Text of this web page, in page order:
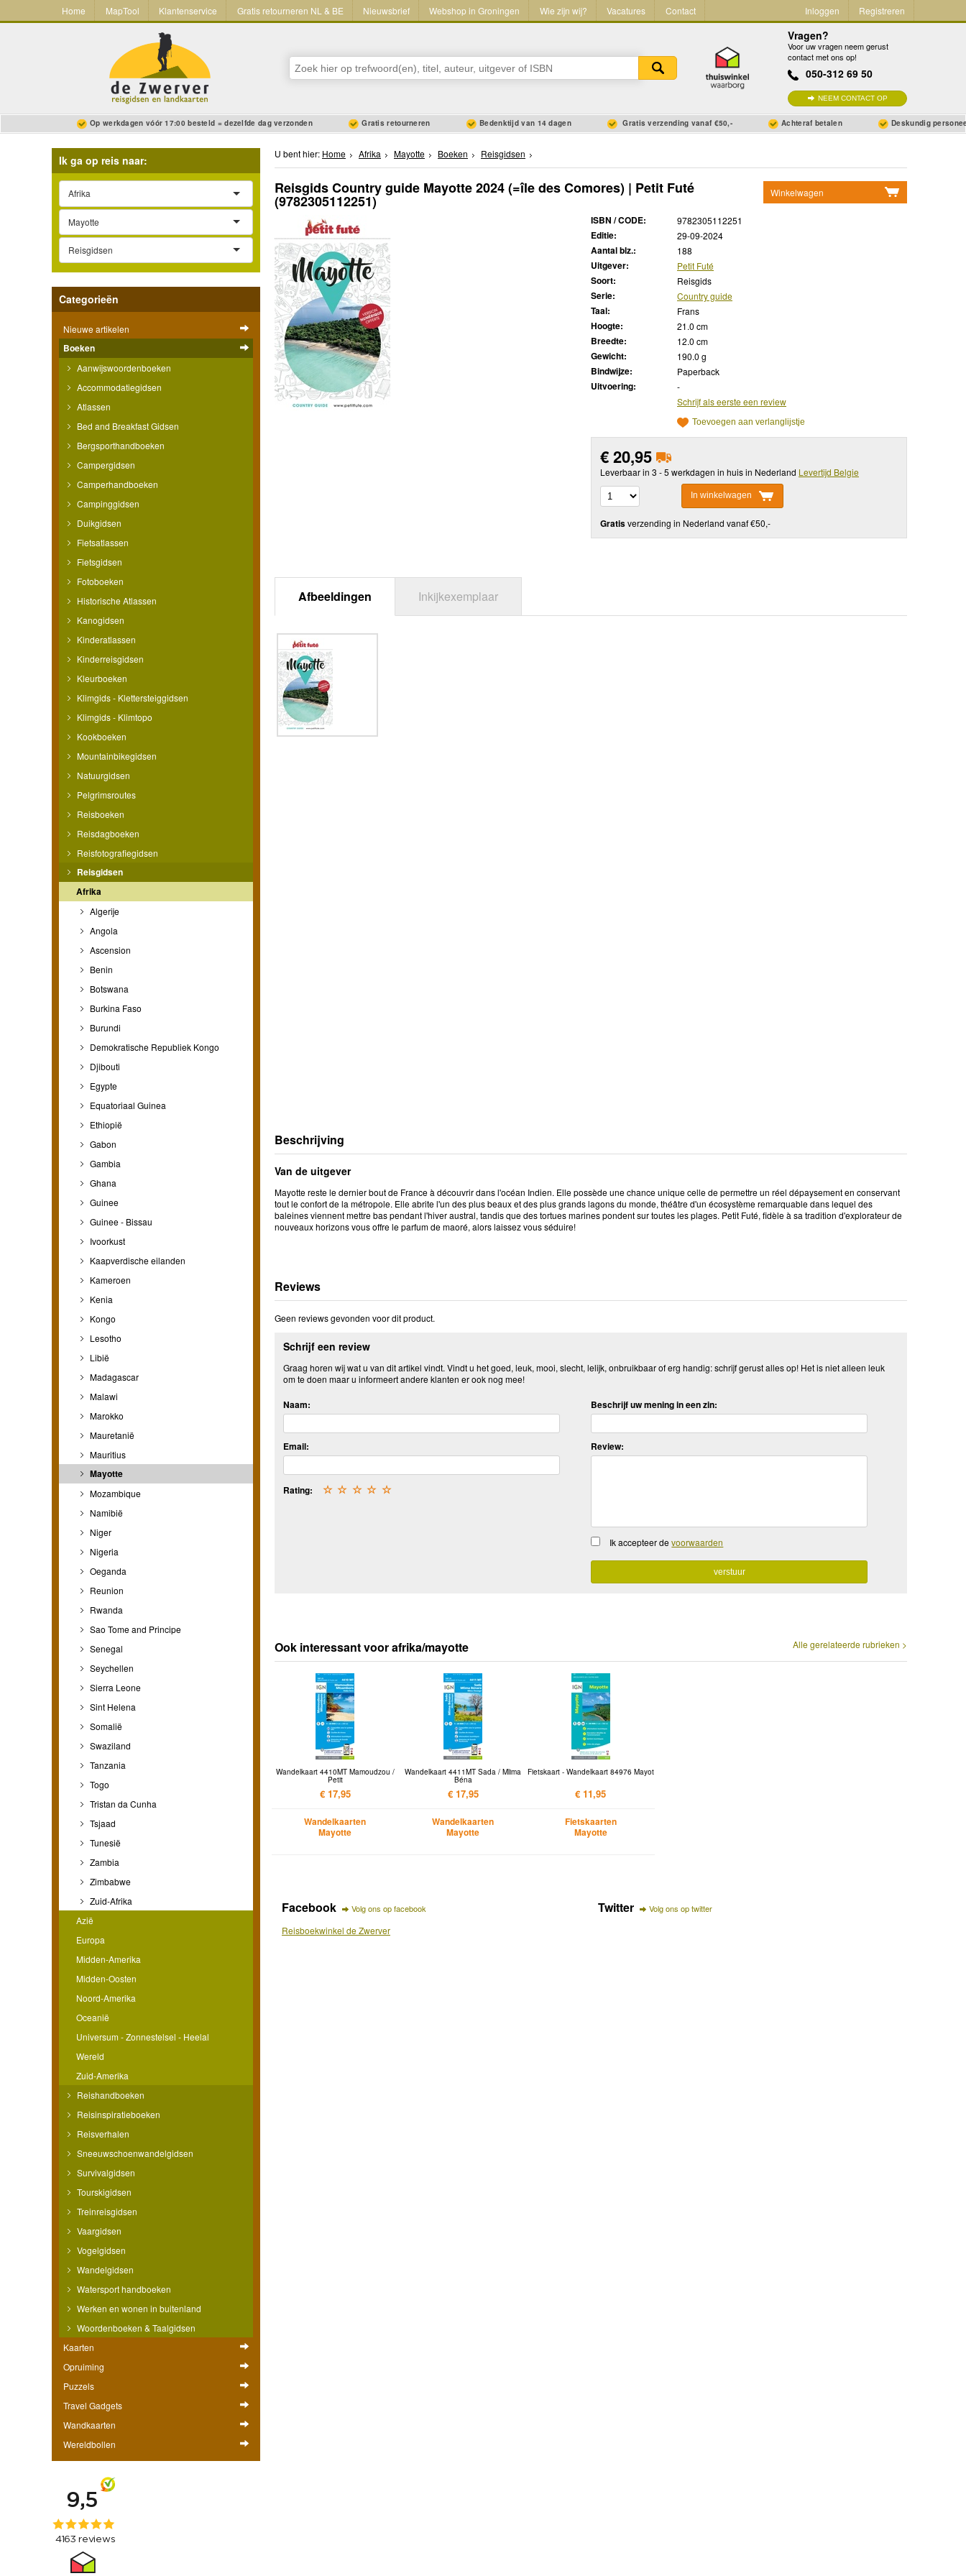
Home MapTool Klantenservice Gratis retourneren NL & BE Nieuwsbrief Webshop in Groningen Wie zijn wij? Vacatures Contact Inloggen Registreren
Vragen?
Voor uw vragen neem gerust
contact met ons op!
050-312 69 50
NEEM CONTACT OP
Op werkdagen vóór 17:00 besteld = dezelfde dag verzonden Gratis retourneren Bedenktijd van 14 dagen Gratis verzending vanaf €50,- Achteraf betalen Deskundig
Ik ga op reis naar:
Afrika
Mayotte
Reisgidsen
Categorieën
Nieuwe artikelen
Boeken
Aanwijswoordenboeken
Accommodatiegidsen
Atlassen
Bed and Breakfast Gidsen
Bergsporthandboeken
Campergidsen
Camperhandboeken
Campinggidsen
Duikgidsen
Fietsatlassen
Fietsgidsen
Fotoboeken
Historische Atlassen
Kanogidsen
Kinderatlassen
Kinderreisgidsen
Kleurboeken
Klimgids - Klettersteiggidsen
Klimgids - Klimtopo
Kookboeken
Mountainbikegidsen
Natuurgidsen
Pelgrimsroutes
Reisboeken
Reisdagboeken
Reisfotografiegidsen
Reisgidsen
Afrika
Algerije
Angola
Ascension
Benin
Botswana
Burkina Faso
Burundi
Demokratische Republiek Kongo
Djibouti
Egypte
Equatoriaal Guinea
Ethiopië
Gabon
Gambia
Ghana
Guinee
Guinee - Bissau
Ivoorkust
Kaapverdische eilanden
Kameroen
Kenia
Kongo
Lesotho
Libië
Madagascar
Malawi
Marokko
Mauretanië
Mauritius
Mayotte
Mozambique
Namibië
Niger
Nigeria
Oeganda
Reunion
Rwanda
Sao Tome and Principe
Senegal
Seychellen
Sierra Leone
Sint Helena
Somalië
Swaziland
Tanzania
Togo
Tristan da Cunha
Tsjaad
Tunesië
Zambia
Zimbabwe
Zuid-Afrika
Azië
Europa
Midden-Amerika
Midden-Oosten
Noord-Amerika
Oceanië
Universum - Zonnestelsel - Heelal
Wereld
Zuid-Amerika
Reishandboeken
Reisinspiratieboeken
Reisverhalen
Sneeuwschoenwandelgidsen
Survivalgidsen
Tourskigidsen
Treinreisgidsen
Vaargidsen
Vogelgidsen
Wandelgidsen
Watersport handboeken
Werken en wonen in buitenland
Woordenboeken & Taalgidsen
Kaarten
Opruiming
Puzzels
Travel Gadgets
Wandkaarten
Wereldbollen
U bent hier: Home Afrika Mayotte Boeken Reisgidsen
Winkelwagen
Reisgids Country guide Mayotte 2024 (=île des Comores) | Petit Futé
(9782305112251)
ISBN / CODE: 9782305112251
Editie: 29-09-2024
Aantal blz.: 188
Uitgever: Petit Futé
Soort: Reisgids
Serie: Country guide
Taal: Frans
Hoogte: 21.0 cm
Breedte: 12.0 cm
Gewicht: 190.0 g
Bindwijze: Paperback
Uitvoering:
-
Schrijf als eerste een review
Toevoegen aan verlanglijstje
€20,95
Leverbaar in 3 - 5 werkdagen in huis in Nederland Levertijd Belgie
In winkelwagen
Gratisverzending in Nederland vanaf €50,-
Afbeeldingen Inkijkexemplaar
Beschrijving
Van de uitgever
Mayotte reste le dernier bout de France à découvrir dans l'océan Indien. Elle possède une chance unique celle de permettre un réel dépaysement en conservant
tout le confort de la métropole. Elle abrite l'un des plus beaux et des plus grands lagons du monde, théâtre d'un écosystème remarquable dans lequel des
baleines viennent mettre bas pendant l'hiver austral, tandis que des tortues marines pondent sur toutes les plages. Petit Futé, fidèle à sa tradition d'explorateur de
nouveaux horizons vous offre le parfum de maoré, alors laissez vous séduire!
Reviews
Geen reviews gevonden voor dit product.
Schrijf een review
Graag horen wij wat u van dit artikel vindt. Vindt u het goed, leuk, mooi, slecht, lelijk, onbruikbaar of erg handig: schrijf gerust alles op! Het is niet alleen leuk
om te doen maar u informeert andere klanten er ook nog mee!
Naam:
Email:
Rating: ☆
☆
☆
☆
☆
Beschrijf uw mening in een zin:
Review:
Ik accepteer devoorwaarden
Alle gerelateerde rubrieken >
Ook interessant voor afrika/mayotte
Wandelkaart 4410MT Mamoudzou /
Petit
€ 17,95
Wandelkaarten
Mayotte
Wandelkaart 4411MT Sada / Mlima
Béna
€ 17,95
Wandelkaarten
Mayotte
Fietskaart - Wandelkaart 84976 Mayot
€ 11,95
Fietskaarten
Mayotte
Facebook Volg ons op facebook
Reisboekwinkel de Zwerver
Twitter Volg ons op twitter